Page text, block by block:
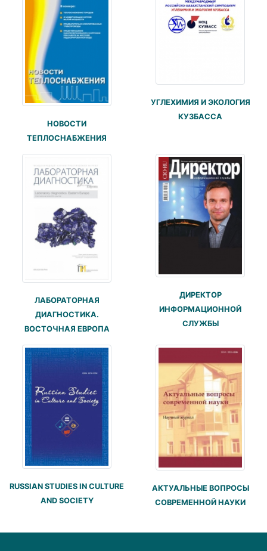
НОВОСТИ
ТЕПЛОСНАБЖЕНИЯ
УГЛЕХИМИЯ И ЭКОЛОГИЯ
КУЗБАССА
ЛАБОРАТОРНАЯ
ДИАГНОСТИКА.
ВОСТОЧНАЯ ЕВРОПА
ДИРЕКТОР
ИНФОРМАЦИОННОЙ
СЛУЖБЫ
RUSSIAN STUDIES IN CULTURE
AND SOCIETY
АКТУАЛЬНЫЕ ВОПРОСЫ
СОВРЕМЕННОЙ НАУКИ